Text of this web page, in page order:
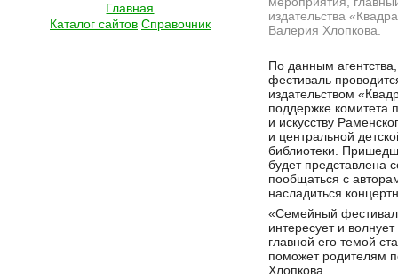
Главная
Каталог сайтов Справочник
издательства
Валерия Хлопкова.
По данным агентства,
фестиваль
издательством
поддержке комитета
и искусству
и центральной
библиотеки.
будет представлена
пообщаться с
насладиться
«Семейный
интересует и
главной его темой
поможет родителям
Хлопкова.